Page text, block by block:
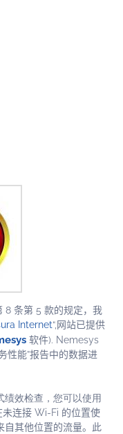
8 条第 5 款的规定，我
Internet“, 网站已提供
软件). Nemesys
性能”报告中的数据进
绩效检查，您可以使用
未连接 Wi-Fi 的位置使
其他位置的流量。 此